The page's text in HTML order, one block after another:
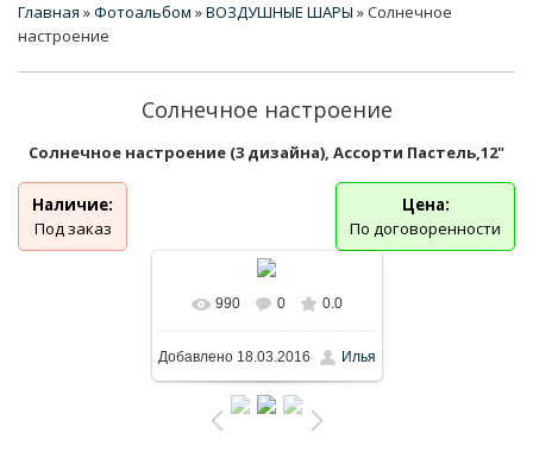
Главная »Фотоальбом »ВОЗДУШНЫЕ ШАРЫ » Солнечное
настроение
Солнечное настроение
Солнечное настроение (3 дизайна), Ассорти Пастель,12"
Наличие:
Под заказ
Цена:
По договоренности
В реальном размере
1024x608/ 111.8Kb
990 0 0.0
Добавлено18.03.2016 Илья